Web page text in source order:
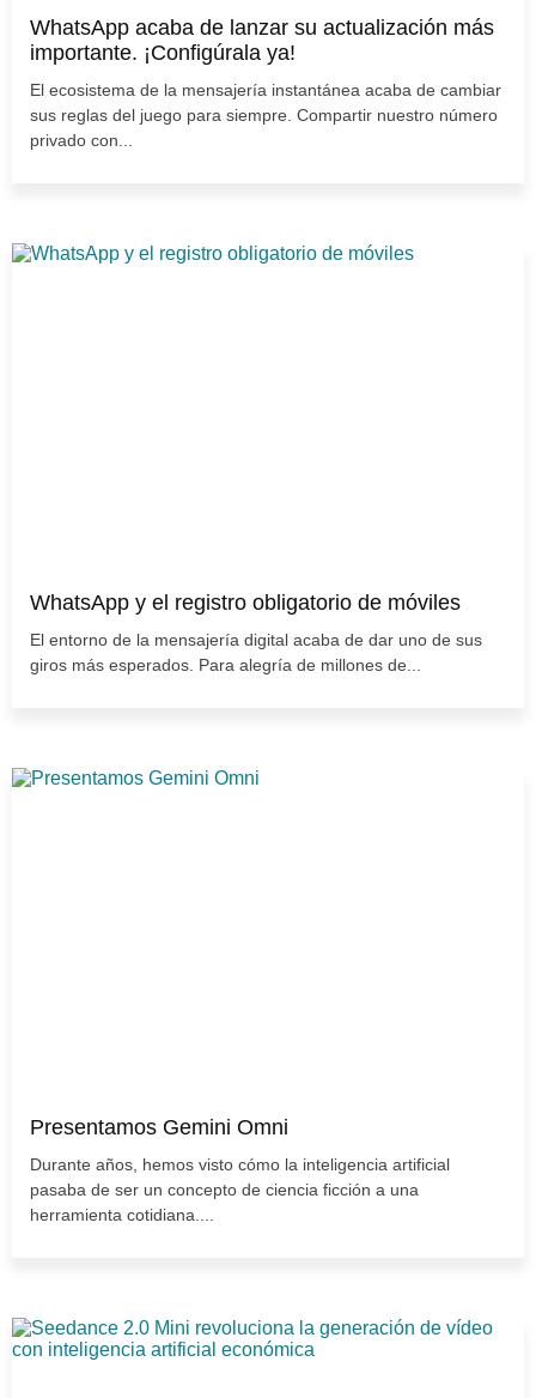
WhatsApp acaba de lanzar su actualización más
importante. ¡Configúrala ya!
El ecosistema de la mensajería instantánea acaba de cambiar
sus reglas del juego para siempre. Compartir nuestro número
privado con...
WhatsApp y el registro obligatorio de móviles
El entorno de la mensajería digital acaba de dar uno de sus
giros más esperados. Para alegría de millones de...
Presentamos Gemini Omni
Durante años, hemos visto cómo la inteligencia artificial
pasaba de ser un concepto de ciencia ficción a una
herramienta cotidiana....